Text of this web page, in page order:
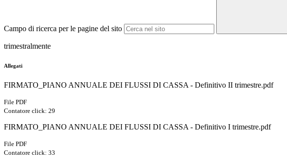
Campo di ricerca per le pagine del sito
trimestralmente
Allegati
FIRMATO_PIANO ANNUALE DEI FLUSSI DI CASSA - Definitivo II trimestre.pdf
File PDF
Contatore click: 29
FIRMATO_PIANO ANNUALE DEI FLUSSI DI CASSA - Definitivo I trimestre.pdf
File PDF
Contatore click: 33